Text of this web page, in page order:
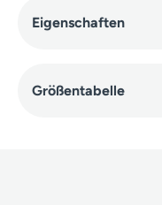
Eigenschaften
Größentabelle